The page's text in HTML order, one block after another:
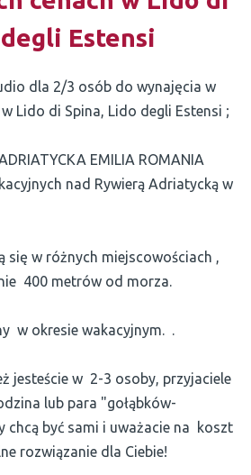
Estensi
dla 2/3 osób do wynajęcia w
Lido di Spina, Lido degli Estensi ;
EMILIA ROMANIA
nad Rywierą Adriatycką w
się w różnych miejscowościach ,
400 metrów od morza.
w okresie wakacyjnym. .
jesteście w 2-3 osoby, przyjaciele
lub para "gołąbków-
chcą być sami i uważacie na koszt
rozwiązanie dla Ciebie!